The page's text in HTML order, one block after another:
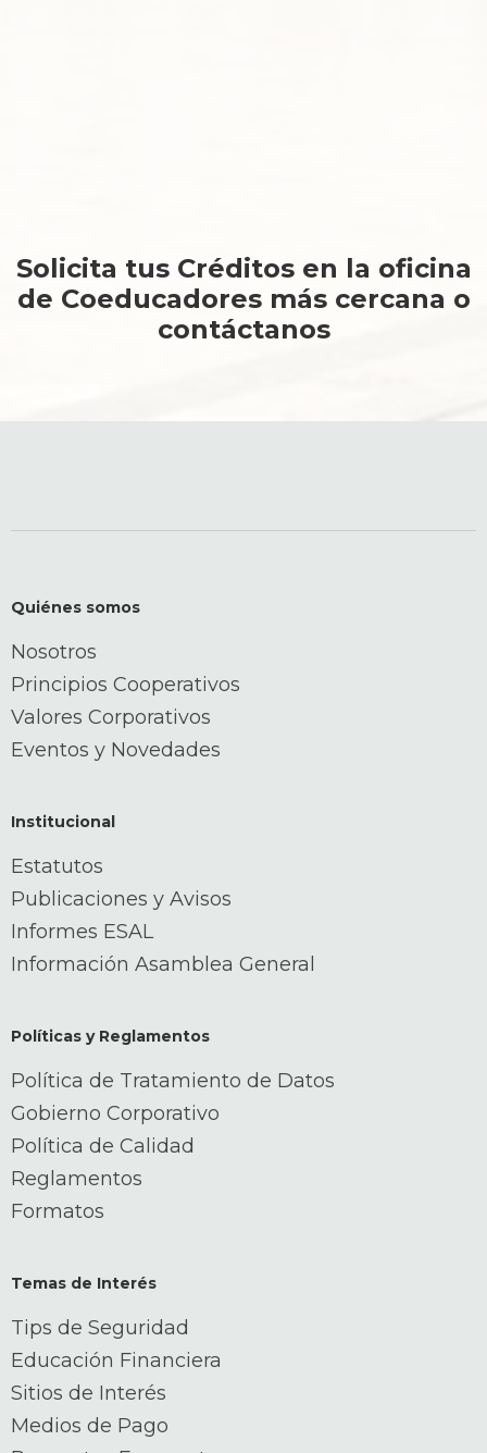
Solicita tus Créditos en la oficina
de Coeducadores más cercana o
contáctanos
Quiénes somos
Nosotros
Principios Cooperativos
Valores Corporativos
Eventos y Novedades
Institucional
Estatutos
Publicaciones y Avisos
Informes ESAL
Información Asamblea General
Políticas y Reglamentos
Política de Tratamiento de Datos
Gobierno Corporativo
Política de Calidad
Reglamentos
Formatos
Temas de Interés
Tips de Seguridad
Educación Financiera
Sitios de Interés
Medios de Pago